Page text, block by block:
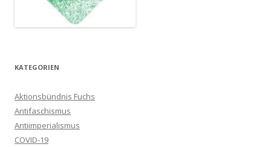
KATEGORIEN
Aktionsbündnis Fuchs
Antifaschismus
Antiimperialismus
COVID-19